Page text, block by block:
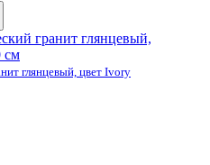
глянцевый, цвет Ivory